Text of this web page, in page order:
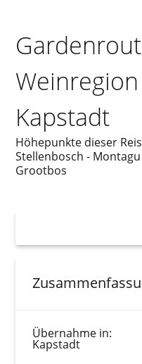
Kapstadt
Höhepunkte dieser
Stellenbosch -
Grootbos
Übernahme in:
Kapstadt